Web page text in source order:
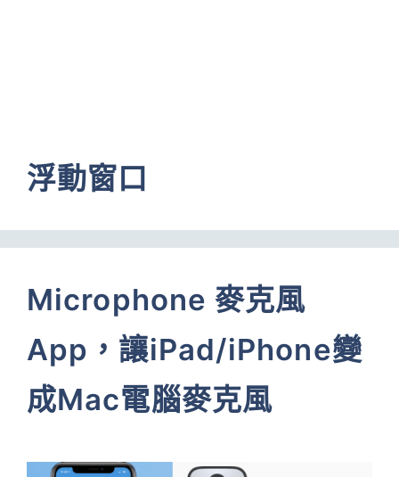
浮動窗口
Microphone 麥克風
App，讓iPad/iPhone變
成Mac電腦麥克風